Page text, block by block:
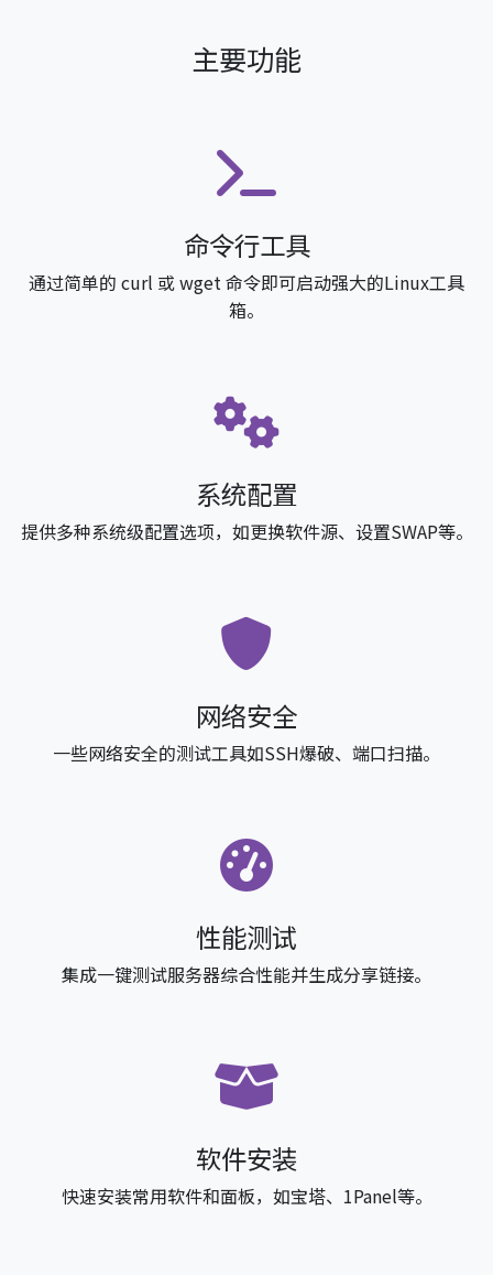
主要功能
命令行工具
通过简单的 curl 或 wget 命令即可启动强大的Linux工具
箱。
系统配置
提供多种系统级配置选项，如更换软件源、设置SWAP等。
网络安全
一些网络安全的测试工具如SSH爆破、端口扫描。
性能测试
集成一键测试服务器综合性能并生成分享链接。
软件安装
快速安装常用软件和面板，如宝塔、1Panel等。